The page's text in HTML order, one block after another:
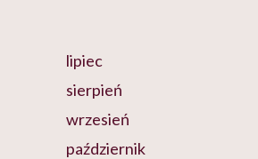
lipiec
sierpień
wrzesień
październik